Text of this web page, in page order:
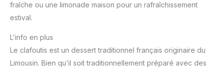
fraîche ou une limonade maison pour un rafraîchissement
estival.
L’info en plus
Le clafoutis est un dessert traditionnel français originaire du
Limousin. Bien qu’il soit traditionnellement préparé avec des